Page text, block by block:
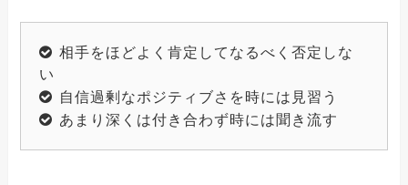
相手をほどよく肯定してなるべく否定しな
い
自信過剰なポジティブさを時には見習う
あまり深くは付き合わず時には聞き流す